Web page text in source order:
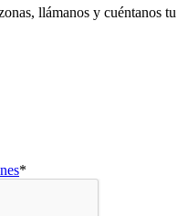
llámanos y cuéntanos tu
*